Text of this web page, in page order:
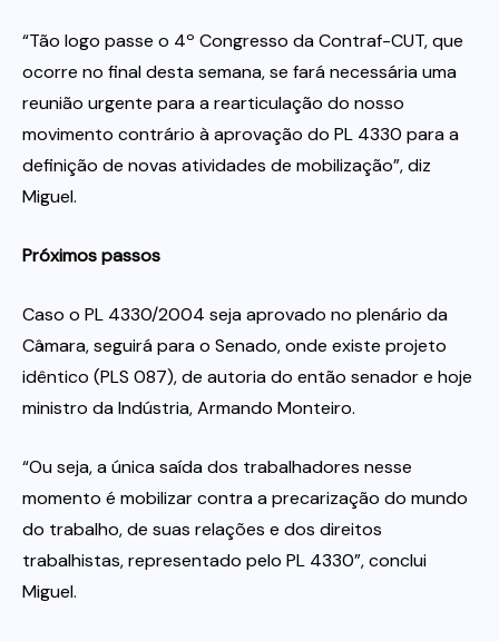
“Tão logo passe o 4º Congresso da Contraf-CUT, que
ocorre no final desta semana, se fará necessária uma
reunião urgente para a rearticulação do nosso
movimento contrário à aprovação do PL 4330 para a
definição de novas atividades de mobilização”, diz
Miguel.
Próximos passos
Caso o PL 4330/2004 seja aprovado no plenário da
Câmara, seguirá para o Senado, onde existe projeto
idêntico (PLS 087), de autoria do então senador e hoje
ministro da Indústria, Armando Monteiro.
“Ou seja, a única saída dos trabalhadores nesse
momento é mobilizar contra a precarização do mundo
do trabalho, de suas relações e dos direitos
trabalhistas, representado pelo PL 4330”, conclui
Miguel.